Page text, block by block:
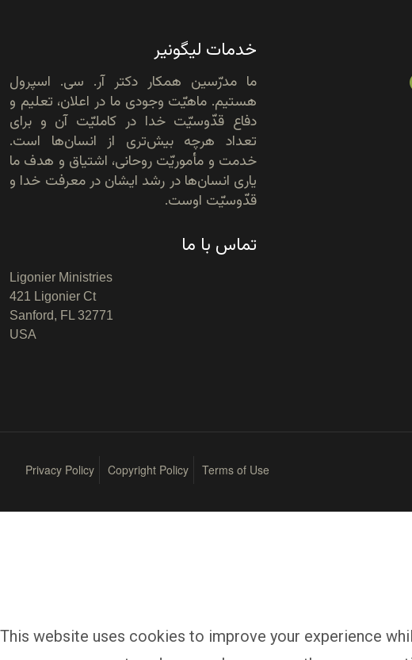
خدمات لیگونیر
ما مدرّسین همکار دکتر آر. سی. اسپرول
هستیم. ماهیّت وجودی ما در اعلان، تعلیم و
دفاع قدّوسیّت خدا در کاملیّت آن و برای
تعداد هرچه بیش‌تری از انسان‌ها است.
خدمت و مأموریّت روحانی، اشتیاق و هدف ما
یاری انسان‌ها در رشد ایشان در معرفت خدا و
قدّوسیّت اوست.
تماس با ما
Ligonier Ministries
421 Ligonier Ct
Sanford, FL 32771
USA
Terms of Use
Copyright Policy
Privacy Policy
This website uses cookies to improve your experience